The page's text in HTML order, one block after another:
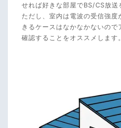
せれば好きな部屋でBS/CS放送
ただし、室内は電波の受信強度
きるケースはなかなかないので
確認することをオススメします。